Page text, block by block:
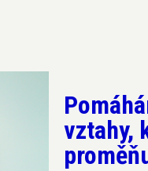
vztahy,